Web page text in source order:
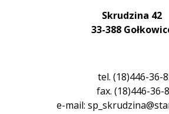
Skrudzina 42
33-388
tel. (18)446-36-
fax. (18)446-36-
e-mail: